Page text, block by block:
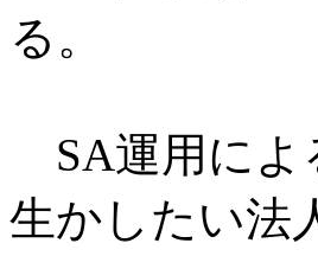
る。
SA運用によ
生かしたい法